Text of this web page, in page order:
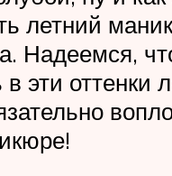
летний
Надеемся,
эти оттенки